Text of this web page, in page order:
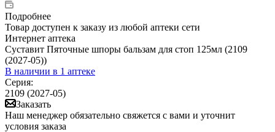
Подробнее
Товар доступен к заказу из любой аптеки сети
Интернет аптека
Суставит Пяточные шпоры бальзам для стоп 125мл (2109
(2027-05))
В наличии в 1 аптеке
Серия:
2109 (2027-05)
Заказать
Наш менеджер обязательно свяжется с вами и уточнит
условия заказа